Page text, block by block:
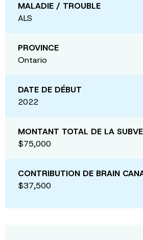
MALADIE / TROUBLE
ALS
PROVINCE
Ontario
DATE DE DÉBUT
2022
MONTANT TOTAL DE LA
$75,000
CONTRIBUTION DE BRAIN
$37,500